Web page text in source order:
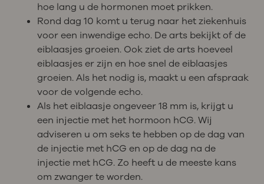
hoe lang u de hormonen moet prikken.
Rond dag 10 komt u terug naar het ziekenhuis
voor een inwendige echo. De arts bekijkt of de
eiblaasjes groeien. Ook ziet de arts hoeveel
eiblaasjes er zijn en hoe snel de eiblaasjes
groeien. Als het nodig is, maakt u een afspraak
voor de volgende echo.
Als het eiblaasje ongeveer 18 mm is, krijgt u
een injectie met het hormoon hCG. Wij
adviseren u om seks te hebben op de dag van
de injectie met hCG en op de dag na de
injectie met hCG. Zo heeft u de meeste kans
om zwanger te worden.